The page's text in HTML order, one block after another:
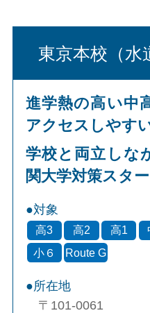
東京本校（水
進学熱の高い中
アクセスしやす
学校と両立しな
関大学対策スター
対象
高3 高2 高1
小６
Route G
所在地
〒101-0061